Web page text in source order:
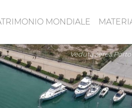
MONDIALE
Veduta aerea